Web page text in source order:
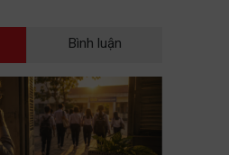
Bình luận